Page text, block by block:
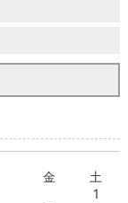
金
土
1